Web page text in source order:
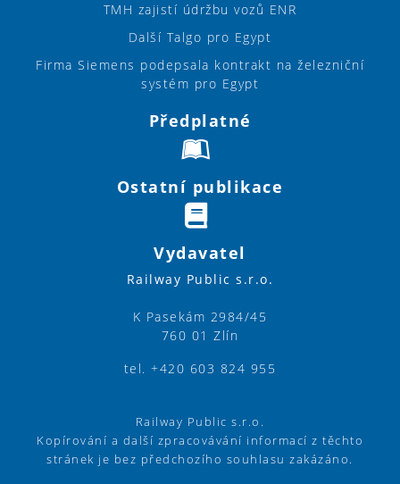
TMH zajistí údržbu vozů ENR
Další Talgo pro Egypt
Firma Siemens podepsala kontrakt na železniční
systém pro Egypt
Předplatné
Ostatní publikace
Vydavatel
Railway Public s.r.o.
K Pasekám 2984/45
760 01 Zlín
tel. +420 603 824 955
Railway Public s.r.o.
Kopírování a další zpracovávání informací z těchto
stránek je bez předchozího souhlasu zakázáno.